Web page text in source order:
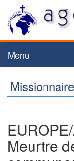
Menu
Meurtre